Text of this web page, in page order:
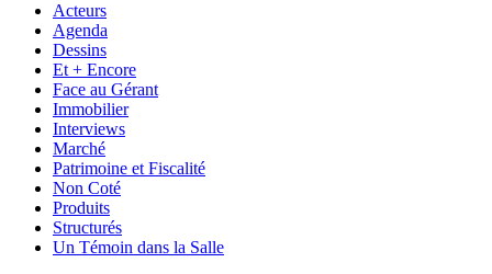
Acteurs
Agenda
Dessins
Et + Encore
Face au Gérant
Immobilier
Interviews
Marché
Patrimoine et Fiscalité
Non Coté
Produits
Structurés
Un Témoin dans la Salle